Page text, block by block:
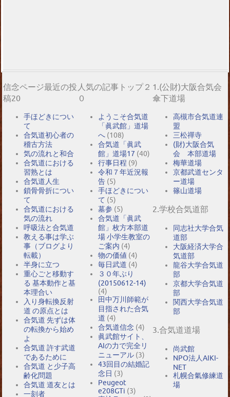
信念ページ最近の投
稿20
手ほどきについ
て
合気道初心者の
稽古方法
気の流れと和合
合気道における
習熟とは
合気道人生
鎖骨骨折につい
て
合気道における
気の流れ
呼吸法と合気道
教える事は学ぶ
事（ブログより
転載）
半身に立つ
重心ごと移動す
る 基本動作と基
本理合い
入り身転換反射
道 の原点とは
合気道 先ずは体
の転換から始め
よ
合気道 許す武道
であるために
合気道 と少子高
齢化問題
合気道 道友とは
一刻者
人気の記事トップ２
０
ようこそ合気道
「眞武館」道場
へ (108)
合気道「眞武
館」道場17 (40)
行事日程 (9)
令和７年近況報
告 (5)
手ほどきについ
て (5)
墓参 (5)
合気道「眞武
館」枚方本部道
場 小学生教室の
ご案内 (4)
物の価値 (4)
毎日武道 (4)
３０年ぶり
(20150612-14)
(4)
田中万川師範が
目指された合気
道 (4)
合気道信念 (4)
眞武館サイト、
AIの力で完全リ
ニューアル (3)
43回目の結婚記
念日 (3)
Peugeot
e208GTi (3)
1.(公財)大阪合気会
傘下道場
高槻市合気道連
盟
三松禪寺
(財)大阪合気
会 本部道場
梅華道場
京都武道センタ
ー道場
篠山道場
2.学校合気道部
同志社大学合気
道部
大阪経済大学合
気道部
龍谷大学合気道
部
京都大学合気道
部
関西大学合気道
部
3.合気道道場
尚武館
NPO法人AIKI-
NET
札幌合氣修練道
場